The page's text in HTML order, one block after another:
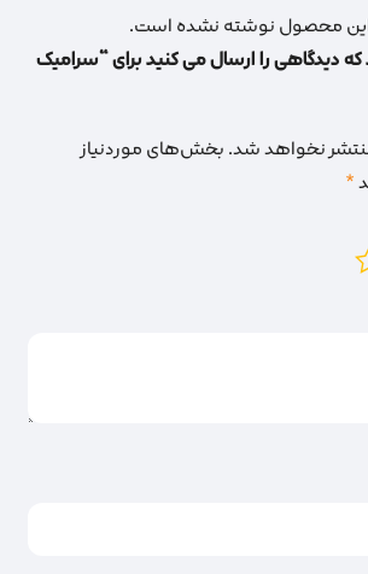
این محصول نوشته نشده است.
دیدگاهی را ارسال می کنید برای “سرامیک
نخواهد شد.بخش‌های موردنیاز
*